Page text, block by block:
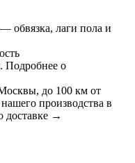
обвязка, лаги пола и
Подробнее о
до 100 км от
производства в
доставке →